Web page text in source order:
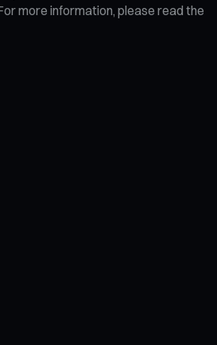
more information, please read the